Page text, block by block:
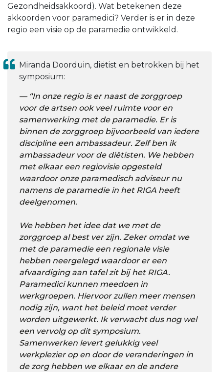
Gezondheidsakkoord). Wat betekenen deze
akkoorden voor paramedici? Verder is er in deze
regio een visie op de paramedie ontwikkeld.
Miranda Doorduin, diëtist en betrokken bij het
symposium:
“In onze regio is er naast de zorggroep
voor de artsen ook veel ruimte voor en
samenwerking met de paramedie. Er is
binnen de zorggroep bijvoorbeeld van iedere
discipline een ambassadeur. Zelf ben ik
ambassadeur voor de diëtisten. We hebben
met elkaar een regiovisie opgesteld
waardoor onze paramedisch adviseur nu
namens de paramedie in het RIGA heeft
deelgenomen.
We hebben het idee dat we met de
zorggroep al best ver zijn. Zeker omdat we
met de paramedie een regionale visie
hebben neergelegd waardoor er een
afvaardiging aan tafel zit bij het RIGA.
Paramedici kunnen meedoen in
werkgroepen. Hiervoor zullen meer mensen
nodig zijn, want het beleid moet verder
worden uitgewerkt. Ik verwacht dus nog wel
een vervolg op dit symposium.
Samenwerken levert gelukkig veel
werkplezier op en door de veranderingen in
de zorg hebben we elkaar en de andere